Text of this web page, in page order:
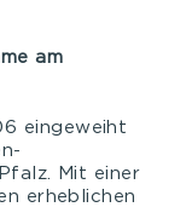
am
eingeweiht
Mit einer
erheblichen